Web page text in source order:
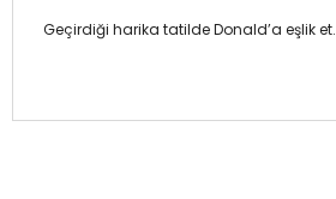
Geçirdiği harika tatilde Donald’a eşlik et.